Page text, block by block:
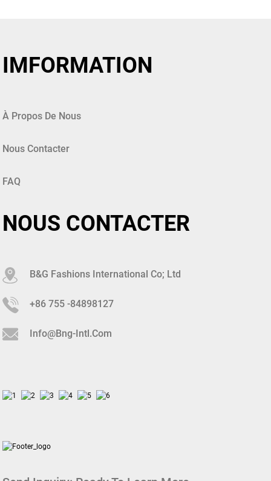
IMFORMATION
À Propos De Nous
Nous Contacter
FAQ
NOUS CONTACTER
B&G Fashions International Co; Ltd
+86 755 -84898127
Info@bng-Intl.com